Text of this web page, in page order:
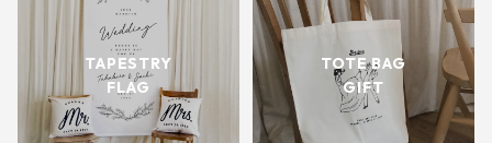
TAPESTRY
FLAG
TOTE BAG
GIFT